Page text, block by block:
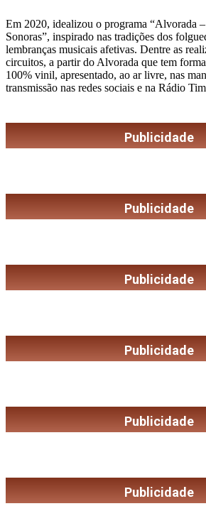
Em 2020, idealizou o programa “Alvorada
Sonoras”, inspirado nas tradições dos
lembranças musicais afetivas. Dentre as
circuitos, a partir do Alvorada que tem
100% vinil, apresentado, ao ar livre, nas
transmissão nas redes sociais e na Rádio
Publicidade
Publicidade
Publicidade
Publicidade
Publicidade
Publicidade